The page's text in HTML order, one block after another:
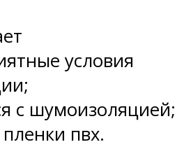
условия
с шумоизоляцией;
пвх.